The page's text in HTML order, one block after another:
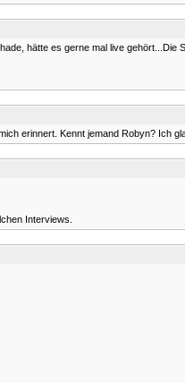
hätte es gerne mal live
erinnert. Kennt jemand Robyn? Ich
Interviews.